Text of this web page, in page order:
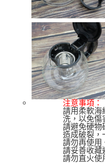
注意事項：
請用柔軟海
洗，以免傷
請避免硬物
造成破裂，
請勿再使用
請妥善收藏
請勿直火使